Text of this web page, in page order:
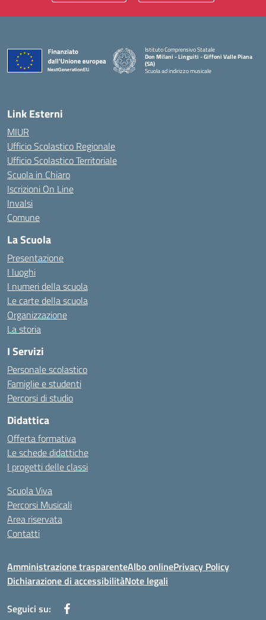
Istituto Comprensivo Statale
Don Milani - Linguiti - Giffoni Valle Piana
(SA)
Scuola ad indirizzo musicale
Link Esterni
MIUR
Ufficio Scolastico Regionale
Ufficio Scolastico Territoriale
Scuola in Chiaro
Iscrizioni On Line
Invalsi
Comune
La Scuola
Presentazione
I luoghi
I numeri della scuola
Le carte della scuola
Organizzazione
La storia
I Servizi
Personale scolastico
Famiglie e studenti
Percorsi di studio
Didattica
Offerta formativa
Le schede didattiche
I progetti delle classi
Scuola Viva
Percorsi Musicali
Area riservata
Contatti
Amministrazione trasparenteAlbo onlinePrivacy Policy
Dichiarazione di accessibilitàNote legali
Seguici su: